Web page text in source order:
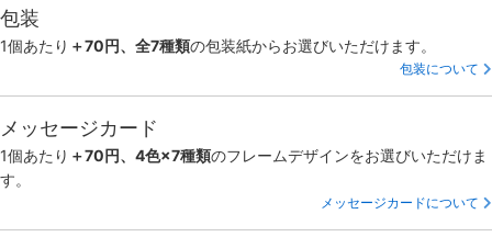
包装
1個あたり ＋70円、全7種類の包装紙からお選びいただけます。
包装について
メッセージカード
1個あたり ＋70円、4色×7種類のフレームデザインをお選びいただけま
す。
メッセージカードについて